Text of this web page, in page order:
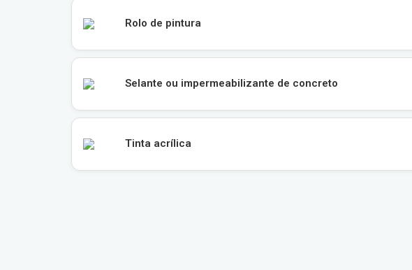
Rolo de pintura
Selante ou impermeabilizante de concreto
Tinta acrílica